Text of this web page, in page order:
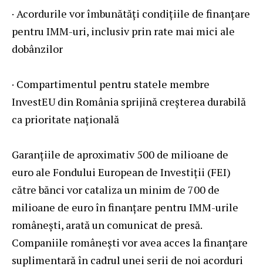
· Acordurile vor îmbunătăți condițiile de finanțare
pentru IMM-uri, inclusiv prin rate mai mici ale
dobânzilor
· Compartimentul pentru statele membre
InvestEU din România sprijină creșterea durabilă
ca prioritate națională
Garanțiile de aproximativ 500 de milioane de
euro ale Fondului European de Investiții (FEI)
către bănci vor cataliza un minim de 700 de
milioane de euro în finanțare pentru IMM-urile
românești, arată un comunicat de presă.
Companiile românești vor avea acces la finanțare
suplimentară în cadrul unei serii de noi acorduri